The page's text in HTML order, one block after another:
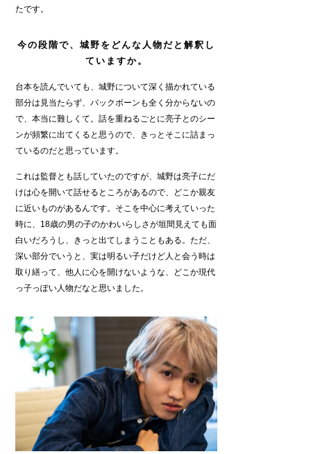
たです。
今の段階で、城野をどんな人物だと解釈し
ていますか。
台本を読んでいても、城野について深く描かれている
部分は見当たらず、バックボーンも全く分からないの
で、本当に難しくて。話を重ねるごとに亮子とのシー
ンが頻繁に出てくると思うので、きっとそこに詰まっ
ているのだと思っています。
これは監督とも話していたのですが、城野は亮子にだ
けは心を開いて話せるところがあるので、どこか親友
に近いものがあるんです。そこを中心に考えていった
時に、18歳の男の子のかわいらしさが垣間見えても面
白いだろうし、きっと出てしまうこともある。ただ、
深い部分でいうと、実は明るい子だけど人と会う時は
取り繕って、他人に心を開けないような、どこか現代
っ子っぽい人物だなと思いました。